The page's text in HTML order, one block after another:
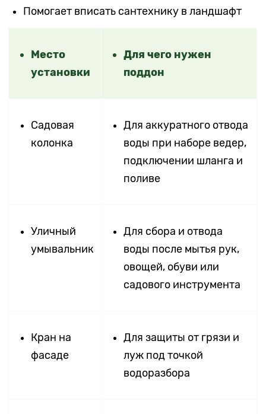
Помогает вписать сантехнику в ландшафт
Место
установки
Для чего нужен
поддон
Садовая
колонка
Для аккуратного отвода
воды при наборе ведер,
подключении шланга и
поливе
Уличный
умывальник
Для сбора и отвода
воды после мытья рук,
овощей, обуви или
садового инструмента
Кран на
фасаде
Для защиты от грязи и
луж под точкой
водоразбора